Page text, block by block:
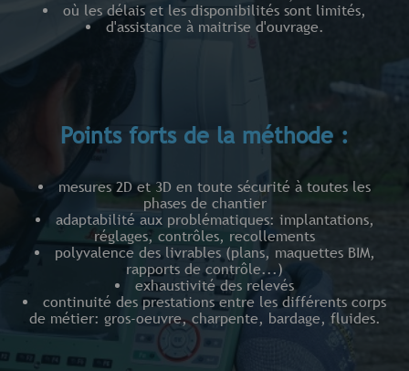
où les délais et les disponibilités sont limités,
d'assistance à maitrise d'ouvrage.
Points forts de la méthode :
mesures 2D et 3D en toute sécurité à toutes les
phases de chantier
adaptabilité aux problématiques: implantations,
réglages, contrôles, recollements
polyvalence des livrables (plans, maquettes BIM,
rapports de contrôle...)
exhaustivité des relevés
continuité des prestations entre les différents corps
de métier: gros-oeuvre, charpente, bardage, fluides.